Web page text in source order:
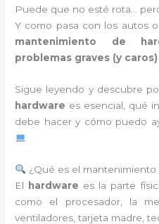
Puede que no esté rota…
Y como pasa con los autos
mantenimiento de
problemas graves (y
Sigue leyendo y descubre
hardware es esencial, qué
debe hacer y cómo puedo
¿Qué es el mantenimiento
El
hardware es la parte
como el procesador, la
ventiladores, tarjeta madre,